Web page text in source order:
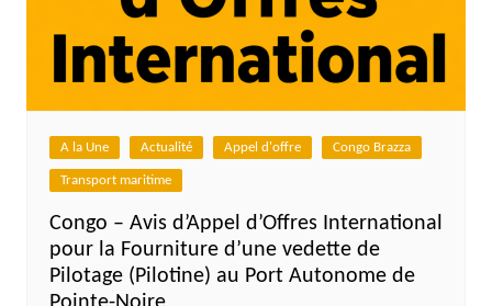
A la Une Actualité Appel d'offre Congo Brazza
Transport maritime
Congo – Avis d’Appel d’Offres International
pour la Fourniture d’une vedette de
Pilotage (Pilotine) au Port Autonome de